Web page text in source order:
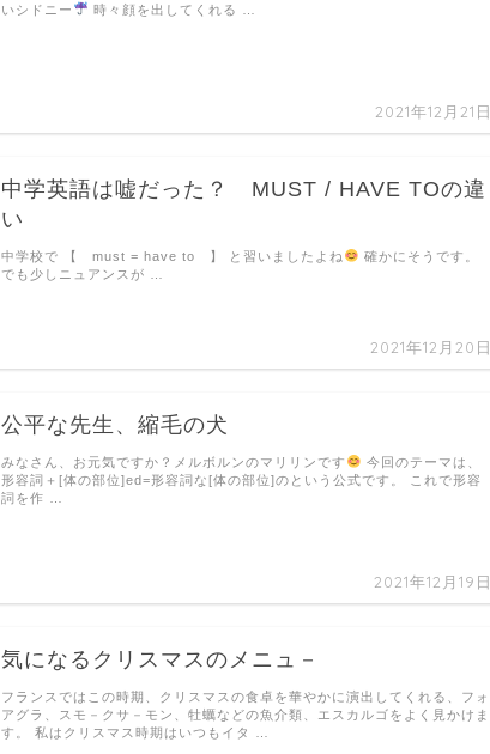
2021年12月21日
いシドニー
時々顔を出してくれる …
中学英語は嘘だった？ MUST / HAVE TOの違
い
2021年12月20日
中学校で 【 must = have to 】 と習いましたよね
確かにそうです。
でも少しニュアンスが …
公平な先生、縮毛の犬
2021年12月19日
みなさん、お元気ですか？メルボルンのマリリンです
今回のテーマは、
形容詞＋[体の部位]ed=形容詞な[体の部位]のという公式です。 これで形容
詞を作 …
気になるクリスマスのメニュ－
フランスではこの時期、クリスマスの食卓を華やかに演出してくれる、フォ
アグラ、スモ－クサ－モン、牡蠣などの魚介類、エスカルゴをよく見かけま
す。 私はクリスマス時期はいつもイタ …